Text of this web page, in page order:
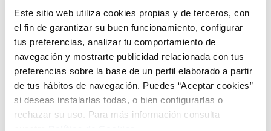
Este sitio web utiliza cookies propias y de terceros, con
el fin de garantizar su buen funcionamiento, configurar
tus preferencias, analizar tu comportamiento de
navegación y mostrarte publicidad relacionada con tus
preferencias sobre la base de un perfil elaborado a partir
de tus hábitos de navegación. Puedes “Aceptar cookies”
si deseas instalarlas todas, o bien configurarlas o
rechazar su uso. Para más información consulta
nuestraPolítica de Cookies.
Tarrina Carte d'Or
Tarrina Premium Menta
con chocolate